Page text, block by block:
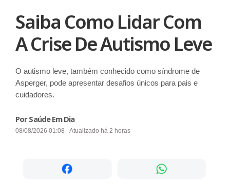
Saiba Como Lidar Com
A Crise De Autismo Leve
O autismo leve, também conhecido como síndrome de
Asperger, pode apresentar desafios únicos para pais e
cuidadores.
Por Saúde Em Dia
08/08/2026 01:08 - Atualizado há 2 horas